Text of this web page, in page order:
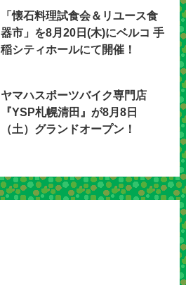
「懐石料理試食会＆リユース食
器市」を8月20日(木)にベルコ 手
稲シティホールにて開催！
ヤマハスポーツバイク専門店
『YSP札幌清田』が8月8日
（土）グランドオープン！